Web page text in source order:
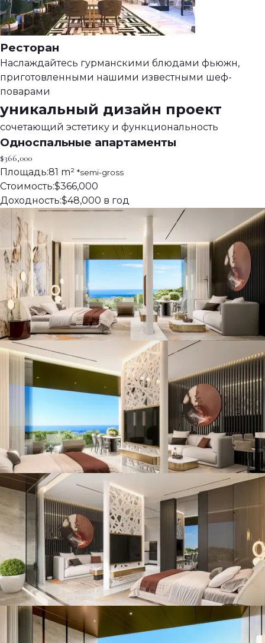
Ресторан
Наслаждайтесь гурманскими блюдами фьюжн,
приготовленными нашими известными шеф-
поварами
уникальный дизайн проект
сочетающий эстетику и функциональность
Односпальные апартаменты
$366,000
Площадь:81 m² *semi-gross
Стоимость:$366,000
Доходность:$48,000 в год